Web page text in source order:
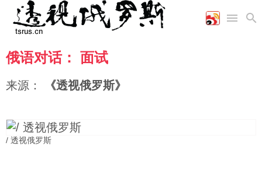
首页
国际
时政
空军
海军
财经
商业
农业
文艺
教育
图片新闻
高清图片
图表
俄语对话： 面试
来源： 《透视俄罗斯》
/ 透视俄罗斯